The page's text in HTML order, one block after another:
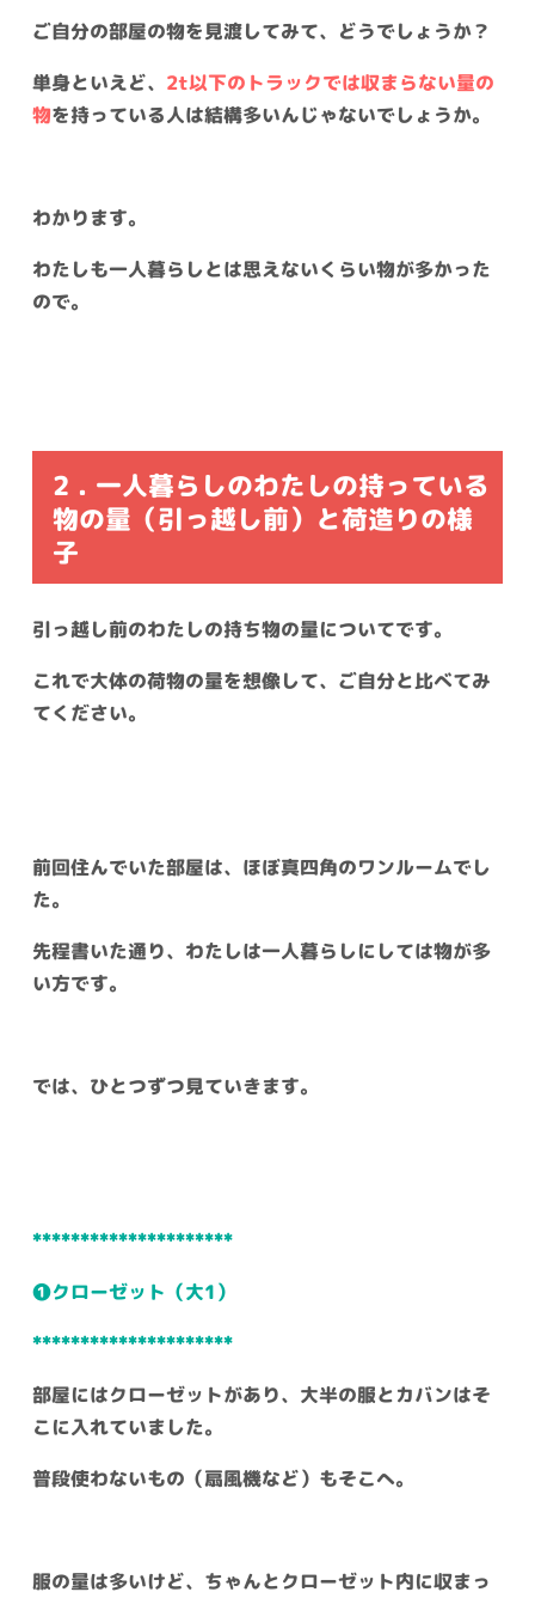
ご自分の部屋の物を見渡してみて、どうでしょうか？
単身といえど、 2t以下のトラックでは収まらない量の
物を持っている人は結構多いんじゃないでしょうか。
わかります。
わたしも一人暮らしとは思えないくらい物が多かった
ので。
2 . 一人暮らしのわたしの持っている
物の量（引っ越し前）と荷造りの様
子
引っ越し前のわたしの持ち物の量についてです。
これで大体の荷物の量を想像して、ご自分と比べてみ
てください。
前回住んでいた部屋は、ほぼ真四角のワンルームでし
た。
先程書いた通り、わたしは一人暮らしにしては物が多
い方です。
では、ひとつずつ見ていきます。
*********************
❶クローゼット（大1）
*********************
部屋にはクローゼットがあり、大半の服とカバンはそ
こに入れていました。
普段使わないもの（扇風機など）もそこへ。
服の量は多いけど、ちゃんとクローゼット内に収まっ